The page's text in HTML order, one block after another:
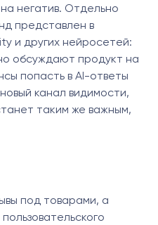
негатив. Отдельно
представлен в
и других нейросетей:
обсуждают продукт на
попасть в AI-ответы
канал видимости,
таким же важным,
под товарами, а